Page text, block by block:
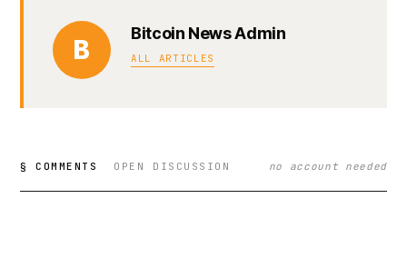
B
Bitcoin News Admin
ALL ARTICLES
§ COMMENTS OPEN DISCUSSION no account needed